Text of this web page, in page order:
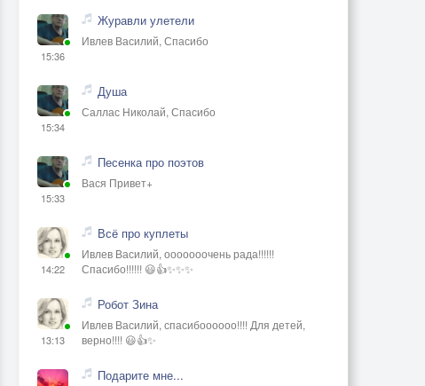
15:36
Журавли улетели
Ивлев Василий, Спасибо
15:34
Душа
Саллас Николай, Спасибо
15:33
Песенка про поэтов
Вася Привет+
14:22
Всё про куплеты
Ивлев Василий, ооооооочень рада!!!!!!
Спасибо!!!!!! 😃👍✨✨✨
13:13
Робот Зина
Ивлев Василий, спасибоооооо!!!! Для детей,
верно!!!! 😃👍✨
Подарите мне...